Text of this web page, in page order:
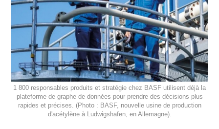
1 800 responsables produits et stratégie chez BASF utilisent déjà la
plateforme de graphe de données pour prendre des décisions plus
rapides et précises. (Photo : BASF, nouvelle usine de production
d'acétylène à Ludwigshafen, en Allemagne).